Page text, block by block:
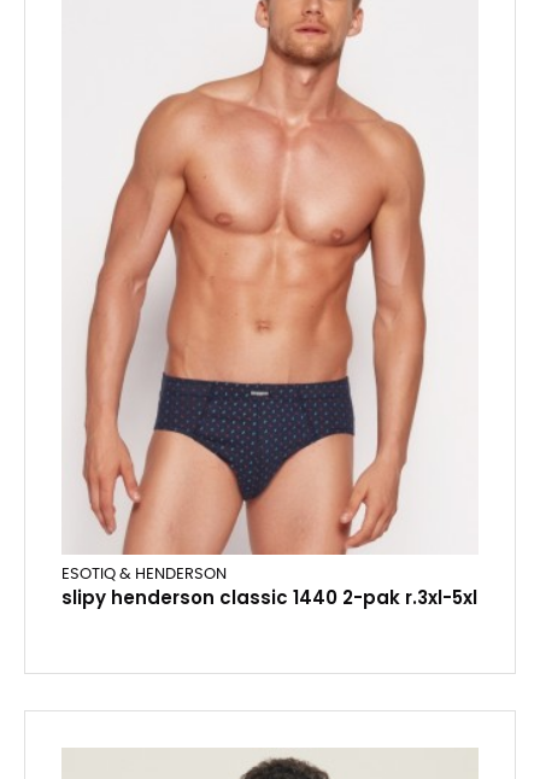
ESOTIQ & HENDERSON
slipy henderson classic 1440 2-pak r.3xl-5xl